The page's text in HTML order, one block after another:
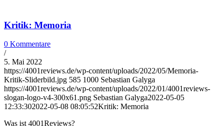
Kritik: Memoria
0 Kommentare
/
5. Mai 2022
https://4001reviews.de/wp-content/uploads/2022/05/Memoria-
Kritik-Sliderbild.jpg 585 1000 Sebastian Galyga
https://4001reviews.de/wp-content/uploads/2022/01/4001reviews-
slogan-logo-v4-300x61.png Sebastian Galyga2022-05-05
12:33:302022-05-08 08:05:52Kritik: Memoria
Was ist 4001Reviews?